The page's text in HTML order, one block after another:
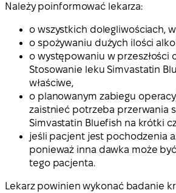
Należy poinformować lekarza:
o wszystkich dolegliwościach,
o spożywaniu dużych ilości
o występowaniu w przeszłości
Stosowanie leku Simvastatin
właściwe,
o planowanym zabiegu
zaistnieć potrzeba przerwania
Simvastatin Bluefish na krótki
jeśli pacjent jest pochodzenia
ponieważ inna dawka może
tego pacjenta.
Lekarz powinien wykonać badanie